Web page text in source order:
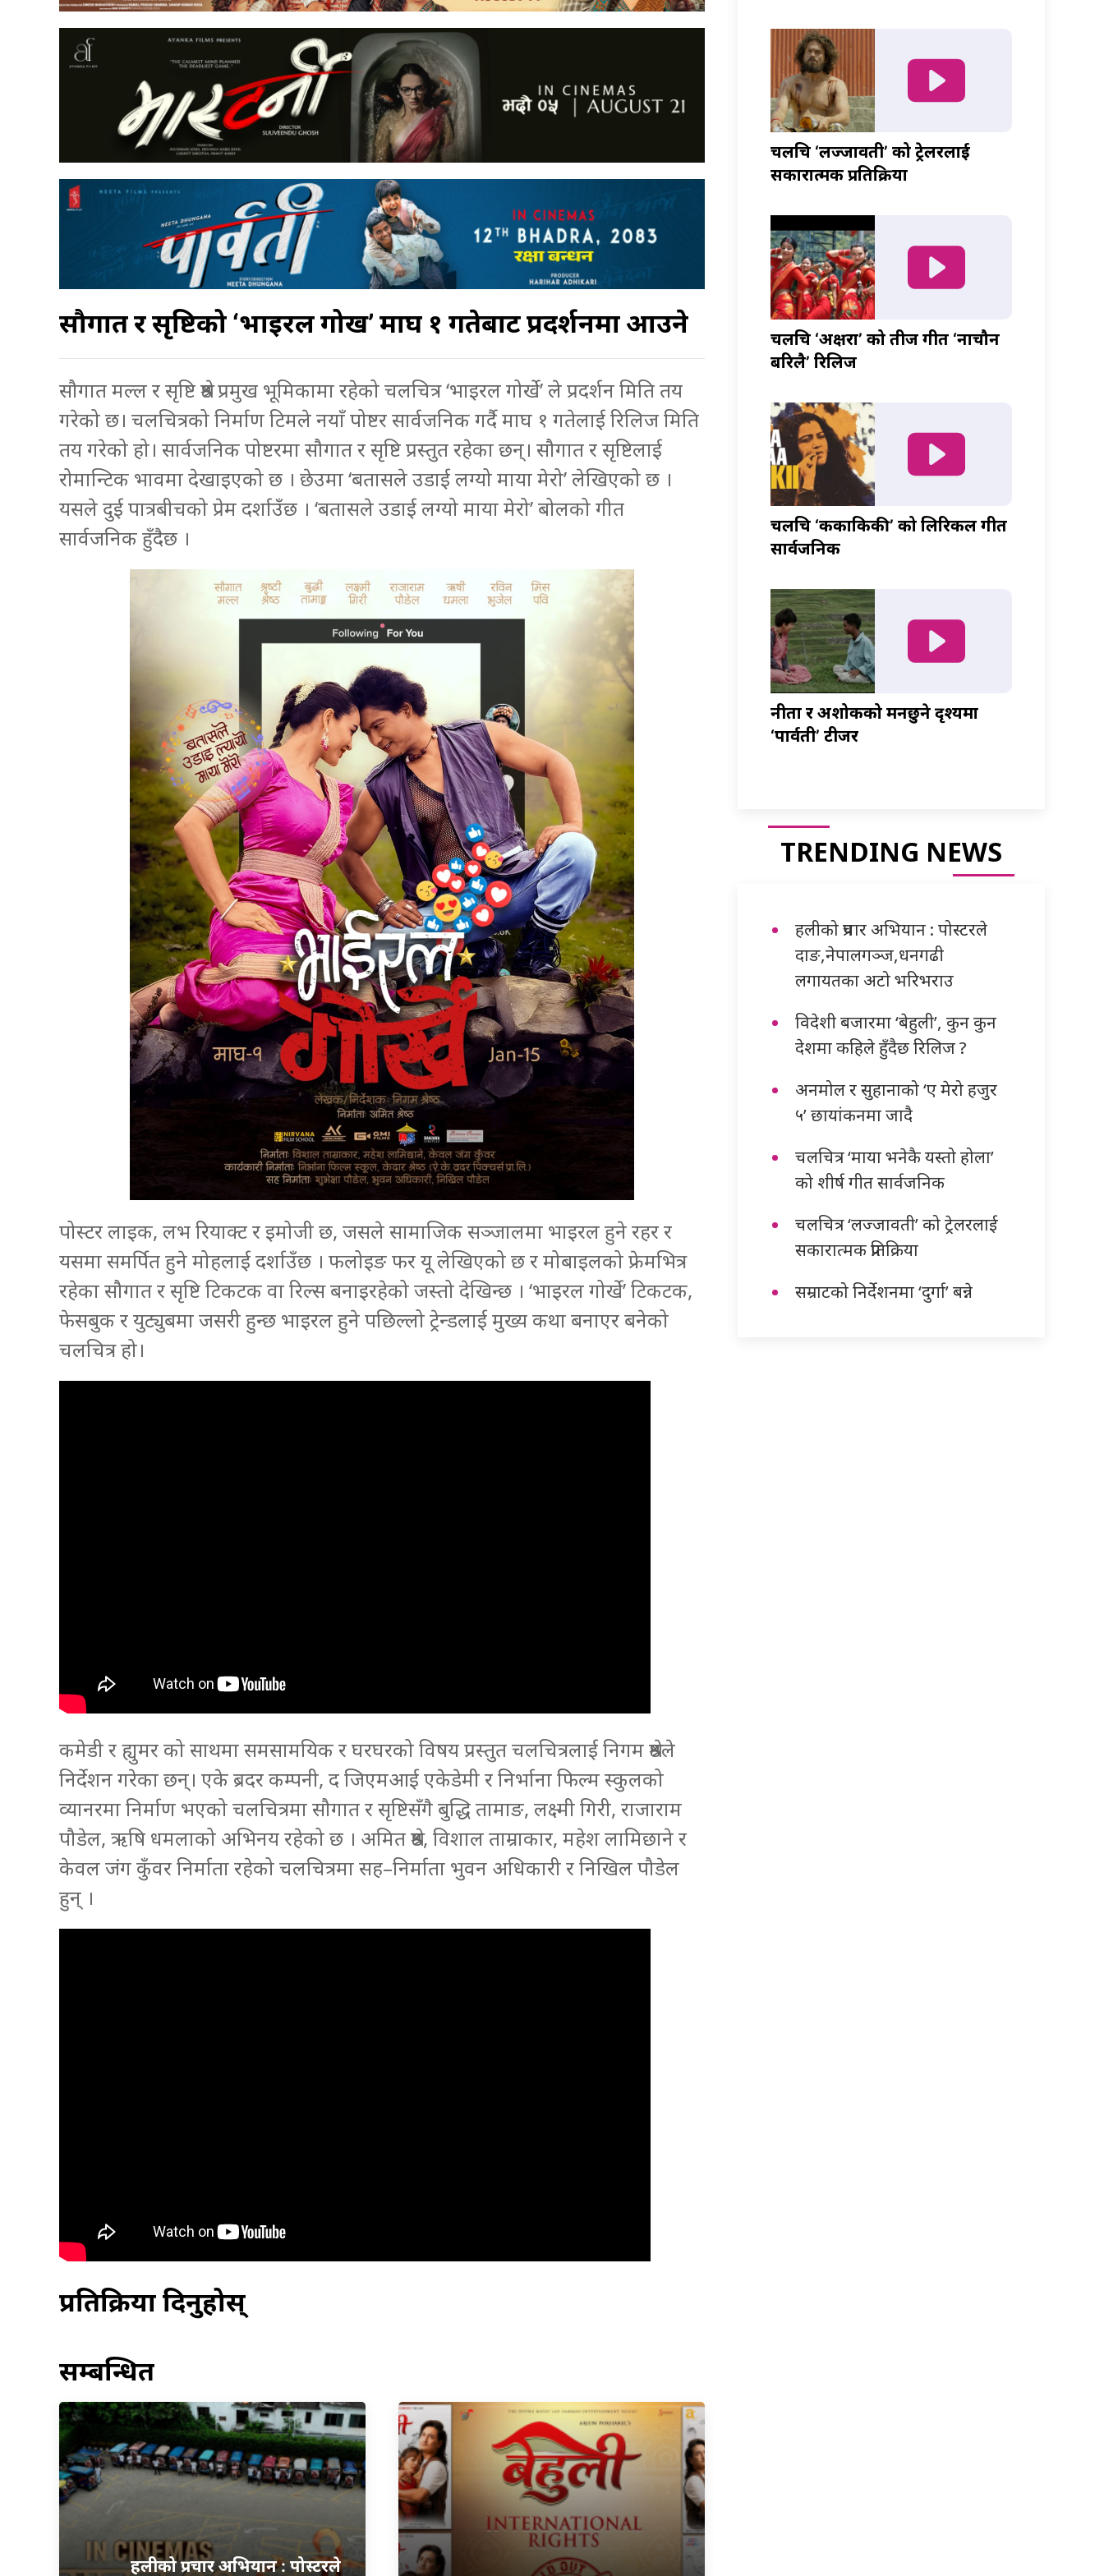
सौगात र सृष्टिको ‘भाइरल गोर्खे’ माघ १ गतेबाट प्रदर्शनमा आउने
सौगात मल्ल र सृष्टि श्रेष्ठ प्रमुख भूमिकामा रहेको चलचित्र ‘भाइरल गोर्खे’ ले प्रदर्शन मिति तय
गरेको छ। चलचित्रको निर्माण टिमले नयाँ पोष्टर सार्वजनिक गर्दै माघ १ गतेलाई रिलिज मिति
तय गरेको हो। सार्वजनिक पोष्टरमा सौगात र सृष्टि प्रस्तुत रहेका छन्। सौगात र सृष्टिलाई
रोमान्टिक भावमा देखाइएको छ । छेउमा ‘बतासले उडाई लग्यो माया मेरो’ लेखिएको छ ।
यसले दुई पात्रबीचको प्रेम दर्शाउँछ । ‘बतासले उडाई लग्यो माया मेरो’ बोलको गीत
सार्वजनिक हुँदैछ ।
पोस्टर लाइक, लभ रियाक्ट र इमोजी छ, जसले सामाजिक सञ्जालमा भाइरल हुने रहर र
यसमा समर्पित हुने मोहलाई दर्शाउँछ । फलोइङ फर यू लेखिएको छ र मोबाइलको फ्रेमभित्र
रहेका सौगात र सृष्टि टिकटक वा रिल्स बनाइरहेको जस्तो देखिन्छ । ‘भाइरल गोर्खे’ टिकटक,
फेसबुक र युट्युबमा जसरी हुन्छ भाइरल हुने पछिल्लो ट्रेन्डलाई मुख्य कथा बनाएर बनेको
चलचित्र हो।
कमेडी र ह्युमर को साथमा समसामयिक र घरघरको विषय प्रस्तुत चलचित्रलाई निगम श्रेष्ठले
निर्देशन गरेका छन्। एके ब्रदर कम्पनी, द जिएमआई एकेडेमी र निर्भाना फिल्म स्कुलको
व्यानरमा निर्माण भएको चलचित्रमा सौगात र सृष्टिसँगै बुद्धि तामाङ, लक्ष्मी गिरी, राजाराम
पौडेल, ऋषि धमलाको अभिनय रहेको छ । अमित श्रेष्ठ, विशाल ताम्राकार, महेश लामिछाने र
केवल जंग कुँवर निर्माता रहेको चलचित्रमा सह–निर्माता भुवन अधिकारी र निखिल पौडेल
हुन् ।
प्रतिक्रिया दिनुहोस्
सम्बन्धित
हलीको प्रचार अभियान : पोस्टरले
चलचित्र ‘लज्जावती’ को ट्रेलरलाई
सकारात्मक प्रतिक्रिया
चलचित्र ‘अक्षरा’ को तीज गीत ‘नाचौन
बरिलै’ रिलिज
चलचित्र ‘ककाकिकी’ को लिरिकल गीत
सार्वजनिक
नीता र अशोकको मनछुने दृश्यमा
‘पार्वती’ टीजर
TRENDING NEWS
हलीको प्रचार अभियान : पोस्टरले
दाङ,नेपालगञ्ज,धनगढी
लगायतका अटो भरिभराउ
विदेशी बजारमा ‘बेहुली’, कुन कुन
देशमा कहिले हुँदैछ रिलिज ?
अनमोल र सुहानाको ‘ए मेरो हजुर
५’ छायांकनमा जादै
चलचित्र ‘माया भनेकै यस्तो होला’
को शीर्ष गीत सार्वजनिक
चलचित्र ‘लज्जावती’ को ट्रेलरलाई
सकारात्मक प्रतिक्रिया
सम्राटको निर्देशनमा ‘दुर्गा’ बन्ने